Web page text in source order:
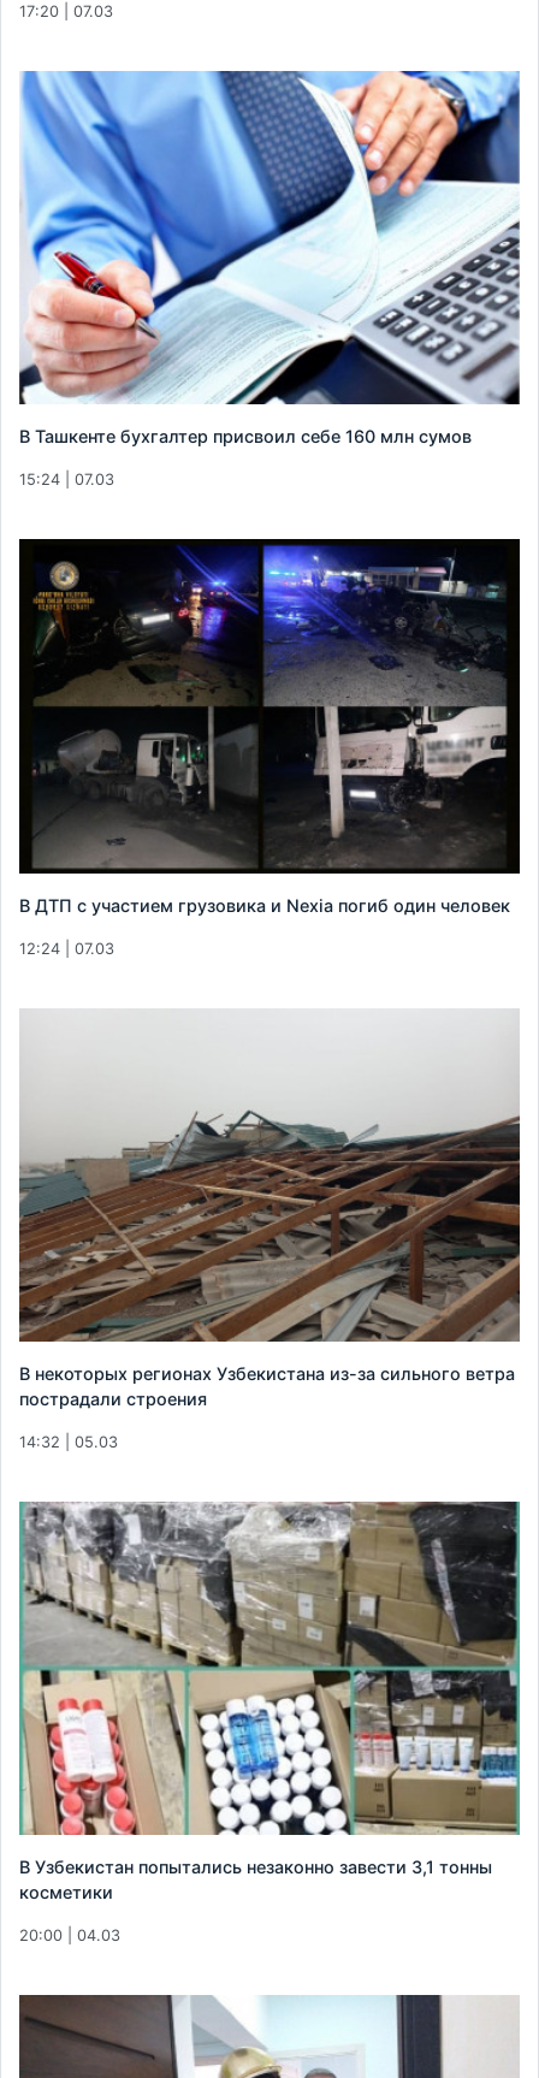
17:20 | 07.03
В Ташкенте бухгалтер присвоил себе 160 млн сумов
15:24 | 07.03
В ДТП с участием грузовика и Nexia погиб один человек
12:24 | 07.03
В некоторых регионах Узбекистана из-за сильного ветра
пострадали строения
14:32 | 05.03
В Узбекистан попытались незаконно завести 3,1 тонны
косметики
20:00 | 04.03